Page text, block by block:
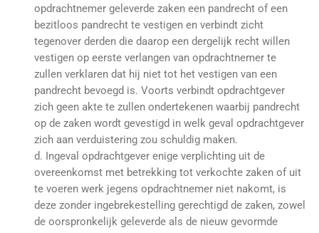
opdrachtnemer geleverde zaken een pandrecht of een
bezitloos pandrecht te vestigen en verbindt zicht
tegenover derden die daarop een dergelijk recht willen
vestigen op eerste verlangen van opdrachtnemer te
zullen verklaren dat hij niet tot het vestigen van een
pandrecht bevoegd is. Voorts verbindt opdrachtgever
zich geen akte te zullen ondertekenen waarbij pandrecht
op de zaken wordt gevestigd in welk geval opdrachtgever
zich aan verduistering zou schuldig maken.
d. Ingeval opdrachtgever enige verplichting uit de
overeenkomst met betrekking tot verkochte zaken of uit
te voeren werk jegens opdrachtnemer niet nakomt, is
deze zonder ingebrekestelling gerechtigd de zaken, zowel
de oorspronkelijk geleverde als de nieuw gevormde